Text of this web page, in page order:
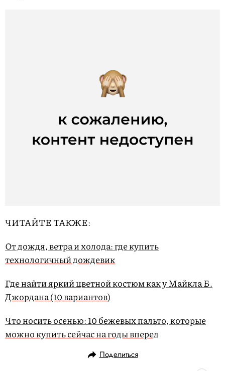
ЧИТАЙТЕ ТАКЖЕ:
От дождя, ветра и холода: где купить
технологичный дождевик
Где найти яркий цветной костюм как у Майкла Б.
Джордана (10 вариантов)
Что носить осенью: 10 бежевых пальто, которые
можно купить сейчас на годы вперед
Поделиться